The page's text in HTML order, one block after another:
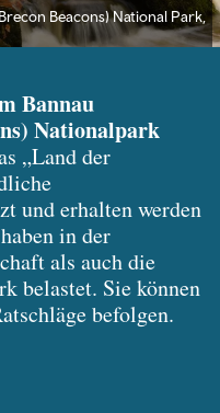
Beacons) National Park,
Bannau
Nationalpark
„Land der
und erhalten werden
in der
als auch die
belastet. Sie können
befolgen.